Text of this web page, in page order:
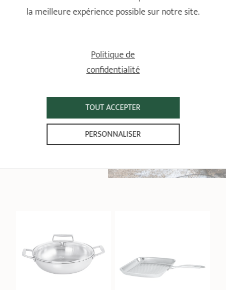
Passe au lave vaisselle
PRODUITS
la meilleure expérience possible sur notre site.
TOUT ACCEPTER
PERSONNALISER
Politique de
confidentialité